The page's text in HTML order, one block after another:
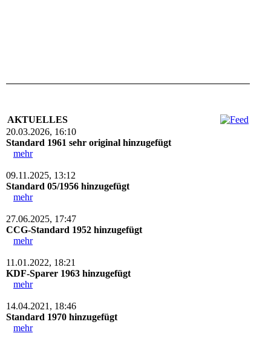
AKTUELLES
20.03.2026, 16:10
Standard 1961 sehr original hinzugefügt
mehr
09.11.2025, 13:12
Standard 05/1956 hinzugefügt
mehr
27.06.2025, 17:47
CCG-Standard 1952 hinzugefügt
mehr
11.01.2022, 18:21
KDF-Sparer 1963 hinzugefügt
mehr
14.04.2021, 18:46
Standard 1970 hinzugefügt
mehr